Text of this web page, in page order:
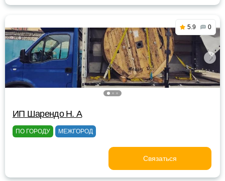
5.9 0
ИП Шарендо Н. А
ПО ГОРОДУ МЕЖГОРОД
Связаться